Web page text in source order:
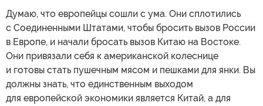
Думаю, что европейцы сошли с ума. Они сплотились
с Соединенными Штатами, чтобы бросить вызов России
в Европе, и начали бросать вызов Китаю на Востоке.
Они привязали себя к американской колеснице
и готовы стать пушечным мясом и пешками для янки. Вы
должны знать, что единственным выходом
для европейской экономики является Китай, а для